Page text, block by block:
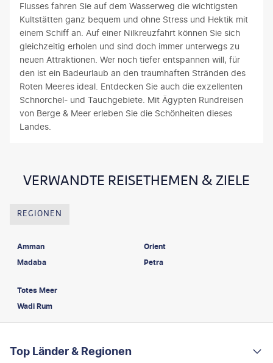
Flusses fahren Sie auf dem Wasserweg die wichtigsten
Kultstätten ganz bequem und ohne Stress und Hektik mit
einem Schiff an. Auf einer Nilkreuzfahrt können Sie sich
gleichzeitig erholen und sind doch immer unterwegs zu
neuen Attraktionen. Wer noch tiefer entspannen will, für
den ist ein Badeurlaub an den traumhaften Stränden des
Roten Meeres ideal. Entdecken Sie auch die exzellenten
Schnorchel- und Tauchgebiete. Mit Ägypten Rundreisen
von Berge & Meer erleben Sie die Schönheiten dieses
Landes.
VERWANDTE REISETHEMEN & ZIELE
REGIONEN
Amman
Madaba
Orient
Petra
Totes Meer
Wadi Rum
Footer navigation
Top Länder & Regionen